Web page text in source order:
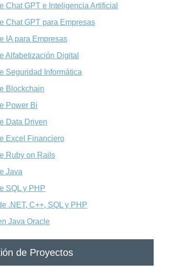
Chat GPT e Inteligencia Artificial
Chat GPT para Empresas
IA para Empresas
Alfabetización Digital
Seguridad Informática
Blockchain
Power Bi
Data Driven
Excel Financiero
Ruby on Rails
Java
SQL y PHP
.NET, C++, SQL y PHP
Java Oracle
de Proyectos